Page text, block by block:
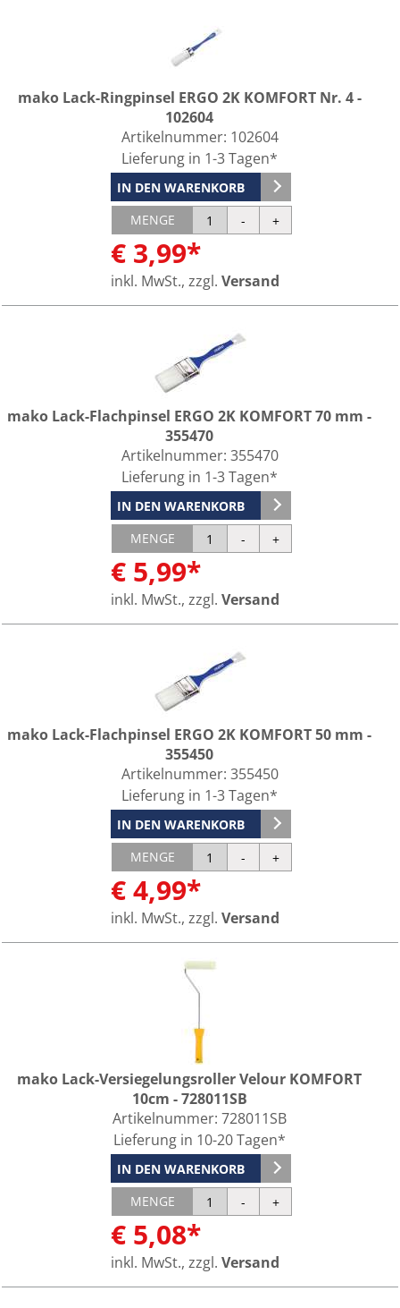
mako Lack-Ringpinsel ERGO 2K KOMFORT Nr. 4 -
102604
Artikelnummer: 102604
Lieferung in 1-3 Tagen*
IN DEN WARENKORB
MENGE
€ 3,99*
inkl. MwSt., zzgl. Versand
mako Lack-Flachpinsel ERGO 2K KOMFORT 70 mm -
355470
Artikelnummer: 355470
Lieferung in 1-3 Tagen*
IN DEN WARENKORB
MENGE
€ 5,99*
inkl. MwSt., zzgl. Versand
mako Lack-Flachpinsel ERGO 2K KOMFORT 50 mm -
355450
Artikelnummer: 355450
Lieferung in 1-3 Tagen*
IN DEN WARENKORB
MENGE
€ 4,99*
inkl. MwSt., zzgl. Versand
mako Lack-Versiegelungsroller Velour KOMFORT
10cm - 728011SB
Artikelnummer:728011SB
Lieferung in 10-20 Tagen*
IN DEN WARENKORB
MENGE
€ 5,08*
inkl. MwSt., zzgl. Versand